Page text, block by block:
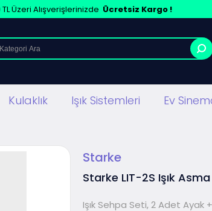
Üzeri Alışverişlerinizde Ücretsiz Kargo !
Kulaklık Işık Sistemleri Ev
Starke
Starke LIT-2S Işık
Işık Sehpa Seti, 2 Adet Ayak +